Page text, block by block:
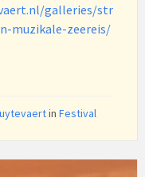
galleries/str
muzikale-zeereis/
in Festival